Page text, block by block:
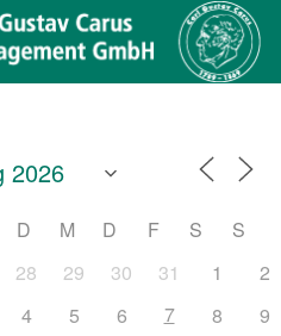
D M D F S
S
28 29 30 31 1
2
4 5 6 7 8
9